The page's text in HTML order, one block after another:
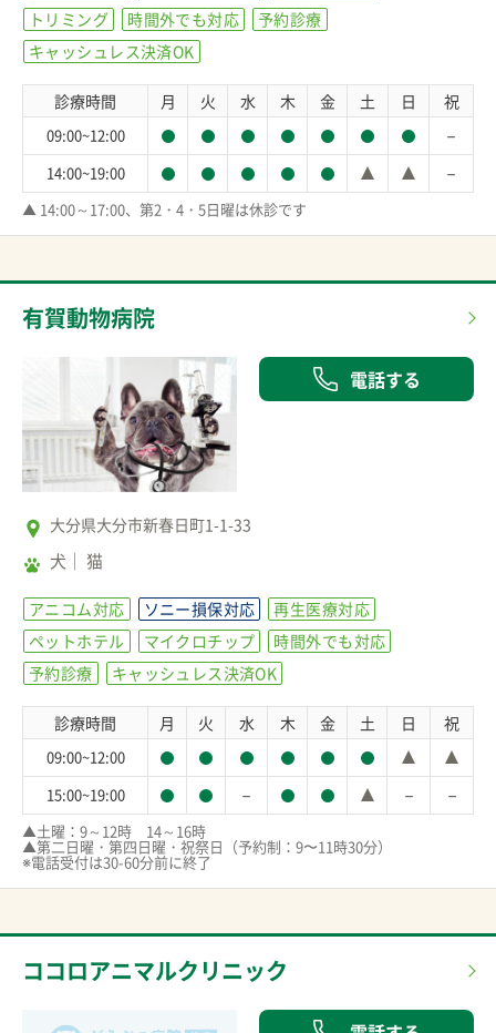
トリミング
時間外でも対応
予約診療
キャッシュレス決済OK
診療時間 月 火 水 木 金 土 日 祝
09:00~12:00 －
14:00~19:00 －
▲ 14:00～17:00、第2・4・5日曜は休診です
有賀動物病院
電話する
大分県大分市新春日町1-1-33
犬 猫
アニコム対応 ソニー損保対応
再生医療対応
ペットホテル
マイクロチップ
時間外でも対応
予約診療
キャッシュレス決済OK
診療時間 月 火 水 木 金 土 日 祝
09:00~12:00
15:00~19:00
－ － －
▲土曜：9～12時　14～16時
▲第二日曜・第四日曜・祝祭日（予約制：9〜11時30分）
※電話受付は30-60分前に終了
ココロアニマルクリニック